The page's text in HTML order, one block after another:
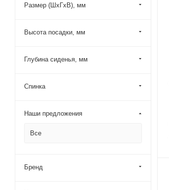
Размер (ШхГхВ), мм
Высота посадки, мм
Глубина сиденья, мм
Спинка
Наши предложения
Все
Бренд